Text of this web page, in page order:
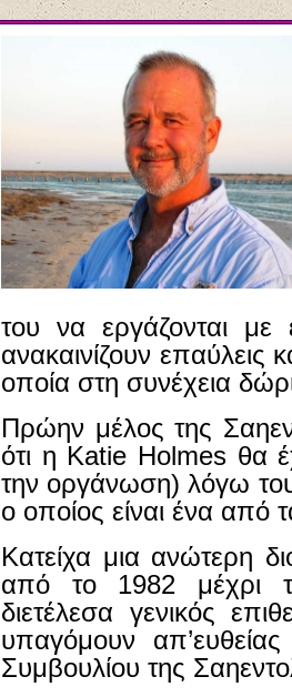
του να εργάζονται με
ανακαινίζουν επαύλεις
οποία στη συνέχεια
Πρώην μέλος της
ότι η Katie Holmes θα
την οργάνωση) λόγω
ο οποίος είναι ένα από
Κατείχα μια ανώτερη
από το 1982 μέχρι
διετέλεσα γενικός
υπαγόμουν
Συμβουλίου της